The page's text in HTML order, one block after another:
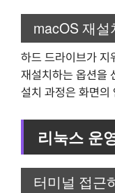
macOS 재설
하드 드라이브가
재설치하는 옵션을
설치 과정은 화면의
리눅스 운
터미널 접근